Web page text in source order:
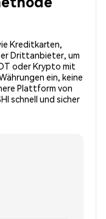
Kreditkarten,
Drittanbieter, um
oder Krypto mit
ein, keine
Plattform von
schnell und sicher